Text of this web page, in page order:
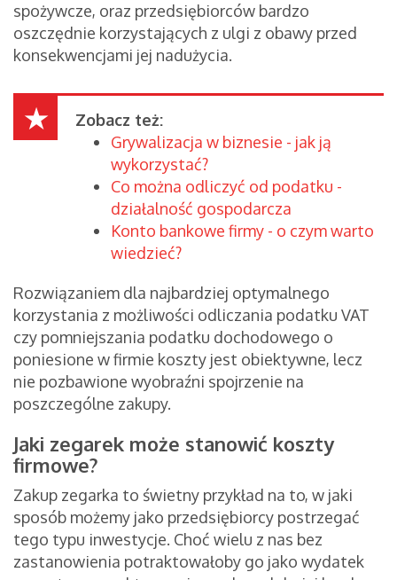
spożywcze, oraz przedsiębiorców bardzo
oszczędnie korzystających z ulgi z obawy przed
konsekwencjami jej nadużycia.
Zobacz też:
Grywalizacja w biznesie - jak ją
wykorzystać?
Co można odliczyć od podatku -
działalność gospodarcza
Konto bankowe firmy - o czym warto
wiedzieć?
Rozwiązaniem dla najbardziej optymalnego
korzystania z możliwości odliczania podatku VAT
czy pomniejszania podatku dochodowego o
poniesione w firmie koszty jest obiektywne, lecz
nie pozbawione wyobraźni spojrzenie na
poszczególne zakupy.
Jaki zegarek może stanowić koszty
firmowe?
Zakup zegarka to świetny przykład na to, w jaki
sposób możemy jako przedsiębiorcy postrzegać
tego typu inwestycje. Choć wielu z nas bez
zastanowienia potraktowałoby go jako wydatek